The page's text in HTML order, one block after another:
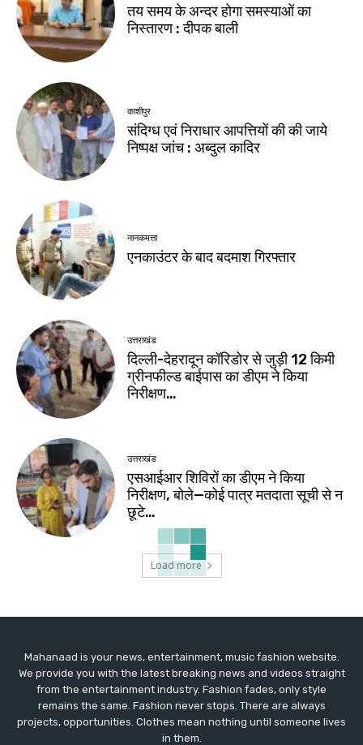
तय समय के अन्दर होगा समस्याओं का
निस्तारण : दीपक बाली
काशीपुर
संदिग्ध एवं निराधार आपत्तियों की की जाये
निष्पक्ष जांच : अब्दुल कादिर
नानकमत्ता
एनकाउंटर के बाद बदमाश गिरफ्तार
उत्तराखंड
दिल्ली-देहरादून कॉरिडोर से जुड़ी 12 किमी
ग्रीनफील्ड बाईपास का डीएम ने किया
निरीक्षण…
उत्तराखंड
एसआईआर शिविरों का डीएम ने किया
निरीक्षण, बोले—कोई पात्र मतदाता सूची से न
छूटे…
Load more
Mahanaad is your news, entertainment, music fashion website.
We provide you with the latest breaking news and videos straight
from the entertainment industry. Fashion fades, only style
remains the same. Fashion never stops. There are always
projects, opportunities. Clothes mean nothing until someone lives
in them.